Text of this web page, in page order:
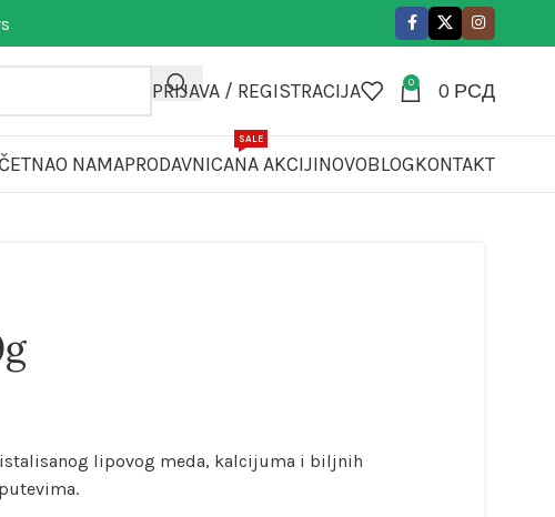
PRIJAVA / REGISTRACIJA 0 0 РСД
O NAMAPRODAVNICANA AKCIJI
SALE
NOVOBLOGKONTAKT
lipovog meda, kalcijuma i biljnih